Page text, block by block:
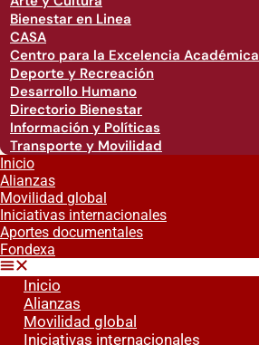
Bienestar en Linea
CASA
Centro para la Excelencia Académica
Deporte y Recreación
Desarrollo Humano
Directorio Bienestar
Información y Políticas
Transporte y Movilidad
Inicio
Alianzas
Movilidad global
Iniciativas internacionales
Aportes documentales
Fondexa
Inicio
Alianzas
Movilidad global
Iniciativas internacionales